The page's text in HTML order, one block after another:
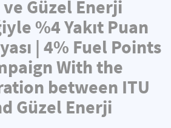
ve Güzel Enerji
%4 Yakıt Puan
| 4% Fuel Points
With the
between ITU
Güzel Enerji